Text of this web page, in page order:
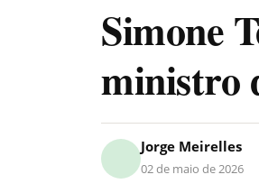
Simone
ministro
Jorge Meirelles
02 de maio de 2026